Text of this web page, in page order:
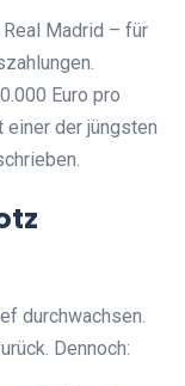
Madrid – für
Euro pro
einer der jüngsten
durchwachsen.
Dennoch: